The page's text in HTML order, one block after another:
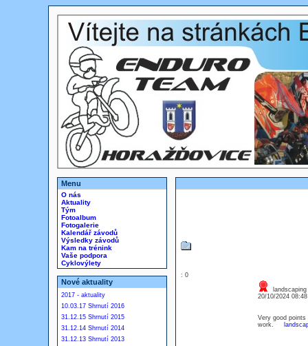
Menu
O nás
Aktuality
Tým
Fotoalbum
Fotogalerie
Kalendář závodů
Výsledky závodů
Kam na trénink
Vaše podpora
Cyklovýlety
Nové aktuality
2017 - aktuality
10.03.17 Shrnutí 2016
31.12.15 Shrnutí 2015
31.12.14 Shrnutí 2014
31.12.13 Shrnutí 2013
: 0
landscaping
20/10/2024
Very good
work.